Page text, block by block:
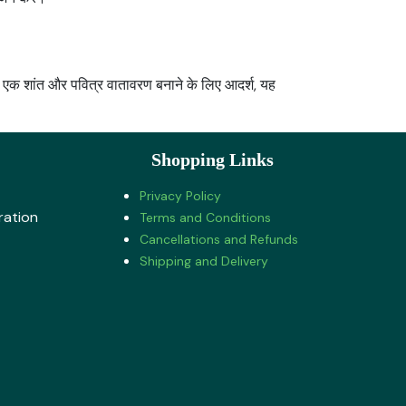
शांत और पवित्र वातावरण बनाने के लिए आदर्श, यह
Shopping Links
Privacy Policy
Terms and Conditions
Cancellations and Refunds
Shipping and Delivery